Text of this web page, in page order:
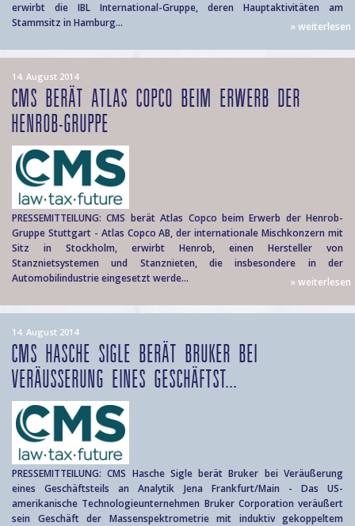
erwirbt die IBL International-Gruppe, deren Hauptaktivitäten am
Stammsitz in Hamburg...
» weiterlesen
14. August 2014
CMS BERÄT ATLAS COPCO BEIM ERWERB DER
HENROB-GRUPPE
PRESSEMITTEILUNG: CMS berät Atlas Copco beim Erwerb der Henrob-
Gruppe Stuttgart - Atlas Copco AB, der internationale Mischkonzern mit
Sitz in Stockholm, erwirbt Henrob, einen Hersteller von
Stanznietsystemen und Stanznieten, die insbesondere in der
Automobilindustrie eingesetzt werde...
» weiterlesen
14. August 2014
CMS HASCHE SIGLE BERÄT BRUKER BEI
VERÄUSSERUNG EINES GESCHÄFTST...
PRESSEMITTEILUNG: CMS Hasche Sigle berät Bruker bei Veräußerung
eines Geschäftsteils an Analytik Jena Frankfurt/Main - Das US-
amerikanische Technologieunternehmen Bruker Corporation veräußert
sein Geschäft der Massenspektrometrie mit induktiv gekoppeltem